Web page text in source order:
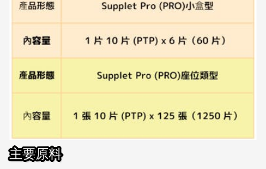
主要原料